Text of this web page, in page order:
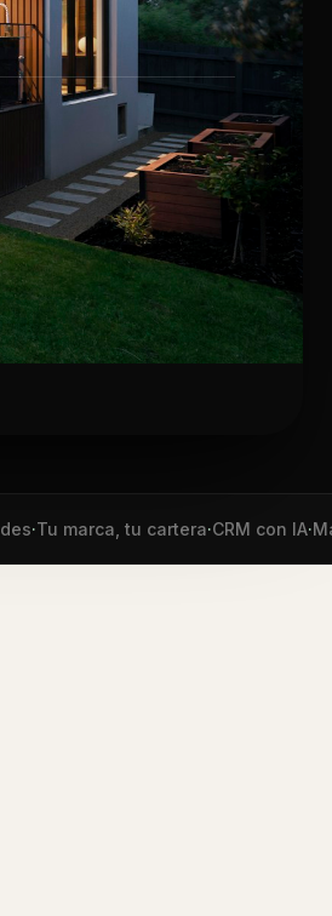
·Tu marca, tu cartera·CRM con IA·